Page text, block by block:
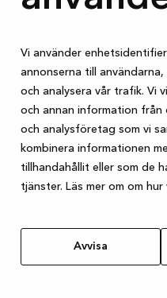
Vi använder
annonserna till
och analysera vår trafik. Vi
och annan information från
och analysföretag som vi
kombinera informationen
tillhandahållit eller som de
tjänster. Läs mer om om hur
Avvisa
side exception has